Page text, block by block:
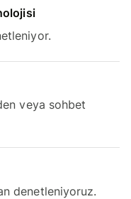
veya sohbet
denetleniyoruz.